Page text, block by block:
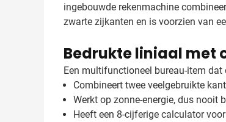
ingebouwde rekenmachine
zwarte zijkanten en is voorzien van
Bedrukte liniaal met
Een multifunctioneel bureau-item
Combineert twee veelgebruikte
Werkt op zonne-energie, dus nooit
Heeft een 8-cijferige calculator